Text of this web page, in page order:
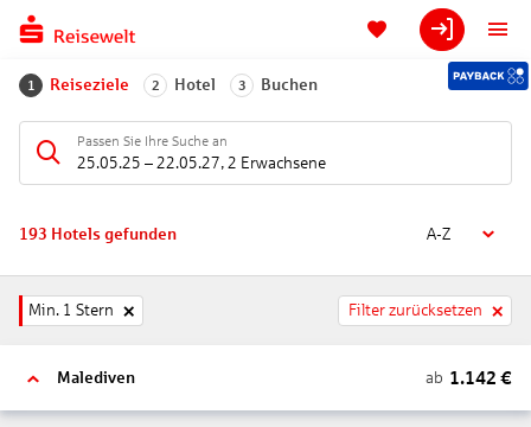
1 Reiseziele 2 Hotel 3 Buchen
Passen Sie Ihre Suche an
25.05.25 – 22.05.27, 2 Erwachsene
193 Hotels gefunden A-Z
Min. 1 Stern Filter zurücksetzen
Malediven ab 1.142 €